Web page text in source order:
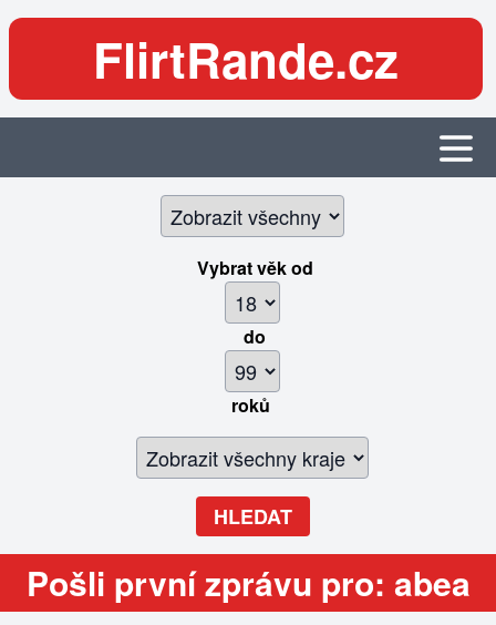
FlirtRande.cz
Vybrat věkod
do
roků
HLEDAT
Pošli první zprávu pro: abea